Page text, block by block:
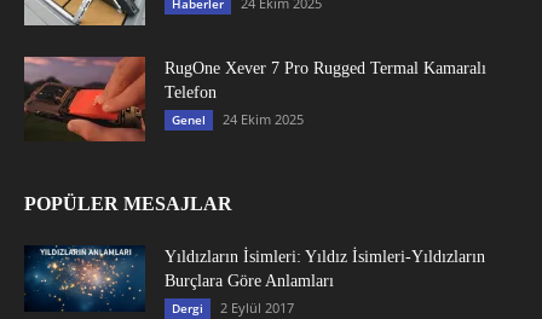
RugOne Xever 7 Pro Rugged Termal Kamaralı
Telefon
Genel 24 Ekim 2025
POPÜLER MESAJLAR
Yıldızların İsimleri: Yıldız İsimleri-Yıldızların
Burçlara Göre Anlamları
Dergi 2 Eylül 2017